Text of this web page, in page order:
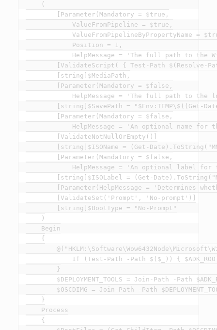
    (
        [Parameter(Mandatory = $true,
            ValueFromPipeline = $true,
ValueFromPipelineByPropertyName =
            Position = 1,
HelpMessage = 'The full path to the
[ValidateScript( { Test-Path $(Resolve-
        [string]$MediaPath,
        [Parameter(Mandatory = $false,
HelpMessage = 'The full path to the
[string]$SavePath = "$Env:TEMP\$((Get-
        [Parameter(Mandatory = $false,
HelpMessage = 'An optional name for
        [ValidateNotNullOrEmpty()]
[string]$ISOName = (Get-
        [Parameter(Mandatory = $false,
HelpMessage = 'An optional label for
[string]$ISOLabel = (Get-
[Parameter(HelpMessage = 'Determines
        [ValidateSet('Prompt', 'No-prompt')]
        [string]$BootType = "No-Prompt"
    )
    Begin
    {
If (Test-Path -Path $($_)) {
        }
$DEPLOYMENT_TOOLS = Join-Path -Path
$OSCDIMG = Join-Path -Path
    }
    Process
    {